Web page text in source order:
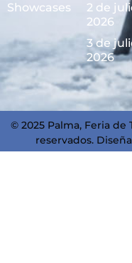
Showcases
2 de
2026
3 de
2026
© 2025 Palma, Feria de
reservados.